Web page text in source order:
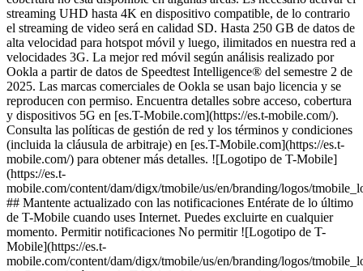
streaming UHD hasta 4K en dispositivo compatible, de lo contrario
el streaming de video será en calidad SD. Hasta 250 GB de datos de
alta velocidad para hotspot móvil y luego, ilimitados en nuestra red a
velocidades 3G. La mejor red móvil según análisis realizado por
Ookla a partir de datos de Speedtest Intelligence® del semestre 2 de
2025. Las marcas comerciales de Ookla se usan bajo licencia y se
reproducen con permiso. Encuentra detalles sobre acceso, cobertura
y dispositivos 5G en [es.T-Mobile.com](https://es.t-mobile.com/).
Consulta las políticas de gestión de red y los términos y condiciones
(incluida la cláusula de arbitraje) en [es.T-Mobile.com](https://es.t-
mobile.com/) para obtener más detalles. ![Logotipo de T-Mobile]
(https://es.t-
mobile.com/content/dam/digx/tmobile/us/en/branding/logos/
## Mantente actualizado con las notificaciones Entérate de lo último
de T-Mobile cuando uses Internet. Puedes excluirte en cualquier
momento. Permitir notificaciones No permitir ![Logotipo de T-
Mobile](https://es.t-
mobile.com/content/dam/digx/tmobile/us/en/branding/logos/